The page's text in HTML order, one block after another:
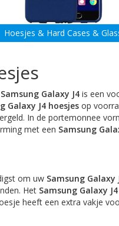
Hoesjes & Hard Cases &
Samsung Galaxy J4is een
Galaxy J4 hoesjes op
In de portemonnee
met een Samsung
om uw Samsung Galaxy
Het Samsung Galaxy
heeft een extra vakje